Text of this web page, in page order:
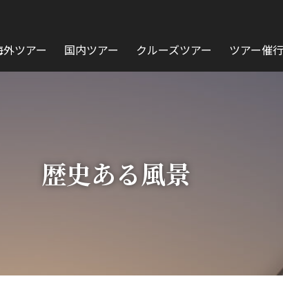
外ツアー 国内ツアー クルーズツアー ツアー催
歴史ある風景